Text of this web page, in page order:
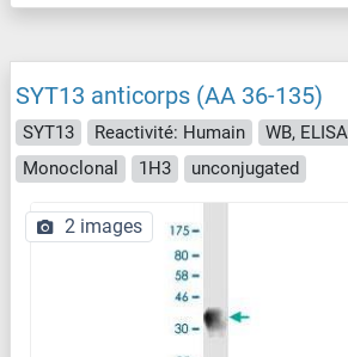
SYT13 anticorps (AA 36-135)
SYT13 Reactivité: Humain WB, ELISA
Monoclonal
1H3 unconjugated
2 images